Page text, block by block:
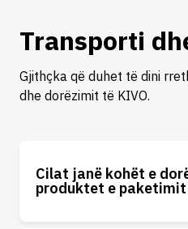
Transporti
Gjithçka që duhet të dini
dhe dorëzimit të KIVO.
Cilat janë kohët e
produktet e paketimit